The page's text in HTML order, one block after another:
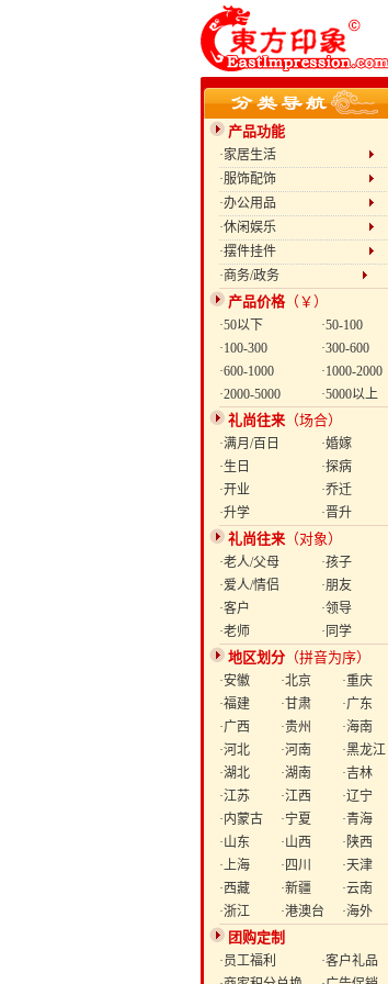
产品功能
·家居生活
·服饰配饰
·办公用品
·休闲娱乐
·摆件挂件
·商务/政务
产品价格（￥）
·50以下
·50-100
·100-300
·300-600
·600-1000
·1000-2000
·2000-5000
·5000以上
礼尚往来 （场合）
·满月/百日
·婚嫁
·生日
·探病
·开业
·乔迁
·升学
·晋升
礼尚往来 （对象）
·老人/父母
·孩子
·爱人/情侣
·朋友
·客户
·领导
·老师
·同学
地区划分 （拼音为序）
·安徽 ·北京
·重庆
·福建
·甘肃
·广东
·广西
·贵州
·海南
·河北
·河南
·黑龙江
·湖北
·湖南
·吉林
·江苏
·江西
·辽宁
·内蒙古
·宁夏
·青海
·山东
·山西
·陕西
·上海
·四川
·天津
·西藏
·新疆
·云南
·浙江
·港澳台 ·海外
团购定制
·员工福利
·客户礼品